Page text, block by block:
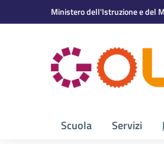
Vai ai contenuti
Vai al menu di navigazioneMinistero dell'Istruzione e del
Scuola Servizi